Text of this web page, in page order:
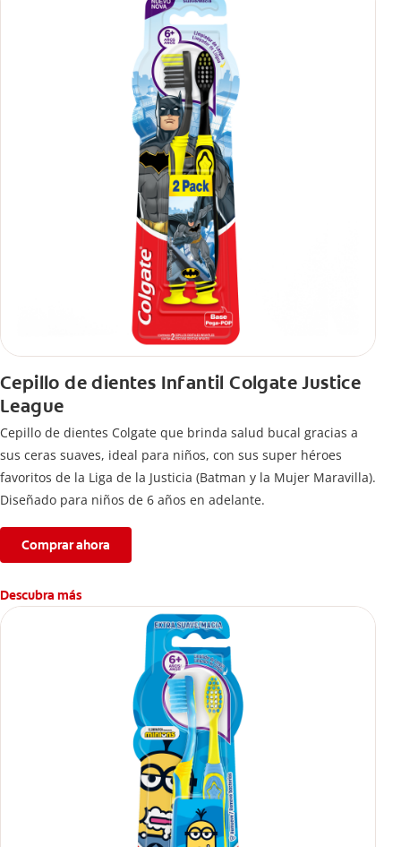
Cepillo de dientes Infantil Colgate Justice
League
Cepillo de dientes Colgate que brinda salud bucal gracias a
sus ceras suaves, ideal para niños, con sus super héroes
favoritos de la Liga de la Justicia (Batman y la Mujer Maravilla).
Diseñado para niños de 6 años en adelante.
Comprar ahora
Descubra más